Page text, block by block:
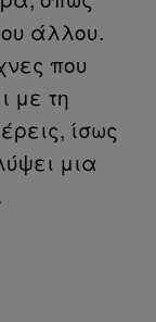
άλλου.
που
με τη
ίσως
μια